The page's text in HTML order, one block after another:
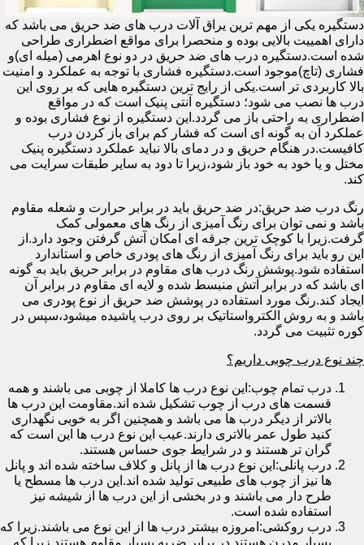
دستگیره یکی از مهم ترین یراق آلات درب های ضد حریق می باشد که
دارای اهمییت بالایی بوده و منحصرا برای مواقع اضطراری طراحی
شده است.دستگیره درب های ضد حریق در دو نوع اهرمی (میله ای)و
فشاری (تاچ)موجود است.دستگیره فشاری با توجه به عملکرد و امنیت
بالا کاربردی تر است.یکی از رایج ترین دستگیره هایی که بر روی این
درب ها نصب می شود؛ دستگیره آنتی پنیک است که در مواقع
اضطراری به راحتی باز می گردد.این دستگیره از نوع فشاری بوده و
عملکرد آن به گونه ای است که فشار کم برای باز کردن درب
کافیست.در هنگام حریق و در دمای بالا نباید عملکرد دستگیره پنیک
مختل و یا خود به خود باز شود،زیرا تا دود به سایر طبقات سرایت می
کند.
رنگ درب ضد حریق:در ضد حریق باید در برابر حرارت و شعله مقاوم
باشد و نمی توان برای رنگ آمیزی از رنگ های معمولی کمک
گرفت.زیرا با کوچک ترین جرقه ای امکان آتش گرفتن وجود دارد.از
این رو باید برای رنگ آمیزی از رنگ های پودری خاص و استاندارد
استفاده شود.پوشش رنگ درب های مقاوم در برابر حریق باید به گونه
ای باشد که در برابر آتش منبسط شده و لایه ای مقاوم در برابر آن
ایجاد کند.رنگ مورد استفاده در پوشش ضد حریق از نوع پودری می
باشد و به روش الکترواستاتیک بر روی درب پاشیده میشود،سپس در
کوره تثبیت می گردد.
چند نوع درب چوبی داریم؟
درب تمام چوب:این نوع درب ها کاملا از چوبی می باشند و همه
قسمت های درب از چوب تشکیل شده اند.مقاومت این درب ها
بالاتر از دیگر درب ها می باشد و همچنین اگر به خوبی نگهداری
کنید طول عمر بالاتری دارند.عیب این نوع درب ها این است که
گران تر هستند و در شرایط جوی حساس هستند.
درب پانلی:این نوع درب ها از پانل و کلاف ساخته شده اند و پانل
ها نیز از چوب های طبیعی تولید شده اند.این درب ها مسطح یا
طرح دار می باشند و در بخشی از این درب ها از شیشه نیز
استفاده شده است.
درب روکشی:امروزه بیشتر درب ها از این نوع می باشند.زیرا که